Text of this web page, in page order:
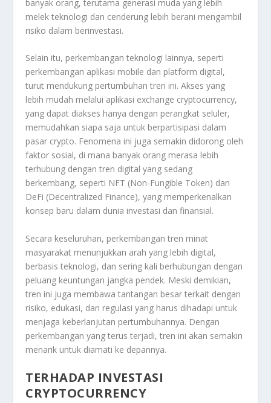
banyak orang, terutama generasi muda yang lebih
melek teknologi dan cenderung lebih berani mengambil
risiko dalam berinvestasi.
Selain itu, perkembangan teknologi lainnya, seperti
perkembangan aplikasi mobile dan platform digital,
turut mendukung pertumbuhan tren ini. Akses yang
lebih mudah melalui aplikasi exchange cryptocurrency,
yang dapat diakses hanya dengan perangkat seluler,
memudahkan siapa saja untuk berpartisipasi dalam
pasar crypto. Fenomena ini juga semakin didorong oleh
faktor sosial, di mana banyak orang merasa lebih
terhubung dengan tren digital yang sedang
berkembang, seperti NFT (Non-Fungible Token) dan
DeFi (Decentralized Finance), yang memperkenalkan
konsep baru dalam dunia investasi dan finansial.
Secara keseluruhan, perkembangan tren minat
masyarakat menunjukkan arah yang lebih digital,
berbasis teknologi, dan sering kali berhubungan dengan
peluang keuntungan jangka pendek. Meski demikian,
tren ini juga membawa tantangan besar terkait dengan
risiko, edukasi, dan regulasi yang harus dihadapi untuk
menjaga keberlanjutan pertumbuhannya. Dengan
perkembangan yang terus terjadi, tren ini akan semakin
menarik untuk diamati ke depannya.
TERHADAP INVESTASI
CRYPTOCURRENCY